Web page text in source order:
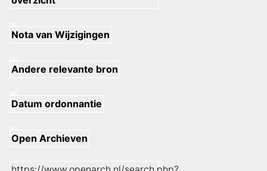
Nota van Wijzigingen
Andere relevante bron
Datum ordonnantie
Open Archieven